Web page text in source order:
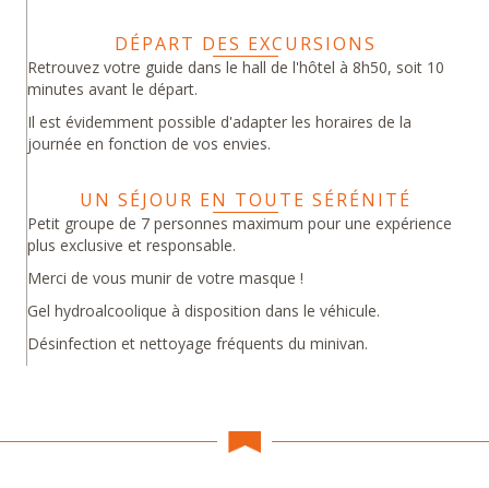
DÉPART DES EXCURSIONS
Retrouvez votre guide dans le hall de l'hôtel à 8h50, soit 10
minutes avant le départ.
Il est évidemment possible d'adapter les horaires de la
journée en fonction de vos envies.
UN SÉJOUR EN TOUTE SÉRÉNITÉ
Petit groupe de 7 personnes maximum pour une expérience
plus exclusive et responsable.
Merci de vous munir de votre masque !
Gel hydroalcoolique à disposition dans le véhicule.
Désinfection et nettoyage fréquents du minivan.